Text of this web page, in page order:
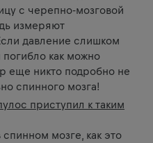
с черепно-мозговой
измеряют
давление слишком
как можно
еще никто подробно не
спинного мозга!
приступил к таким
мозге, как это